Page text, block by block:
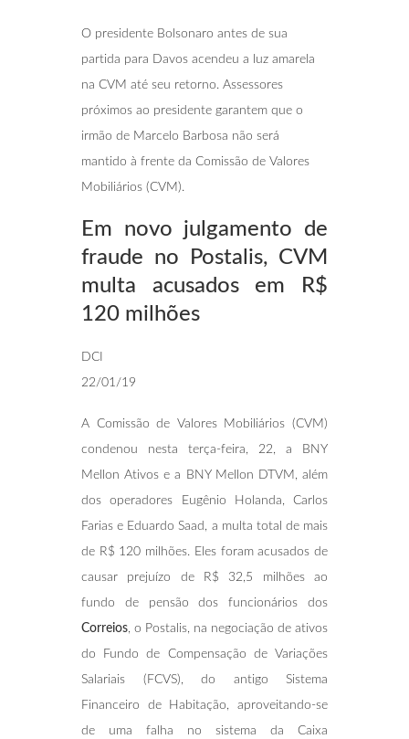
O presidente Bolsonaro antes de sua
partida para Davos acendeu a luz amarela
na CVM até seu retorno. Assessores
próximos ao presidente garantem que o
irmão de Marcelo Barbosa não será
mantido à frente da Comissão de Valores
Mobiliários (CVM).
Em novo julgamento de
fraude no Postalis, CVM
multa acusados em R$
120 milhões
DCI
22/01/19
A Comissão de Valores Mobiliários (CVM)
condenou nesta terça-feira, 22, a BNY
Mellon Ativos e a BNY Mellon DTVM, além
dos operadores Eugênio Holanda, Carlos
Farias e Eduardo Saad, a multa total de mais
de R$ 120 milhões. Eles foram acusados de
causar prejuízo de R$ 32,5 milhões ao
fundo de pensão dos funcionários dos
Correios , o Postalis, na negociação de ativos
do Fundo de Compensação de Variações
Salariais (FCVS), do antigo Sistema
Financeiro de Habitação, aproveitando-se
de uma falha no sistema da Caixa